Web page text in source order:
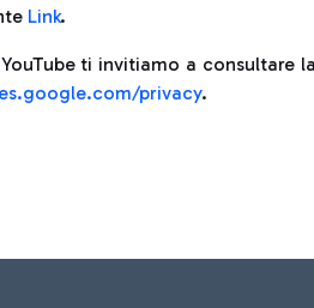
Link.
ti invitiamo a consultare
privacy.